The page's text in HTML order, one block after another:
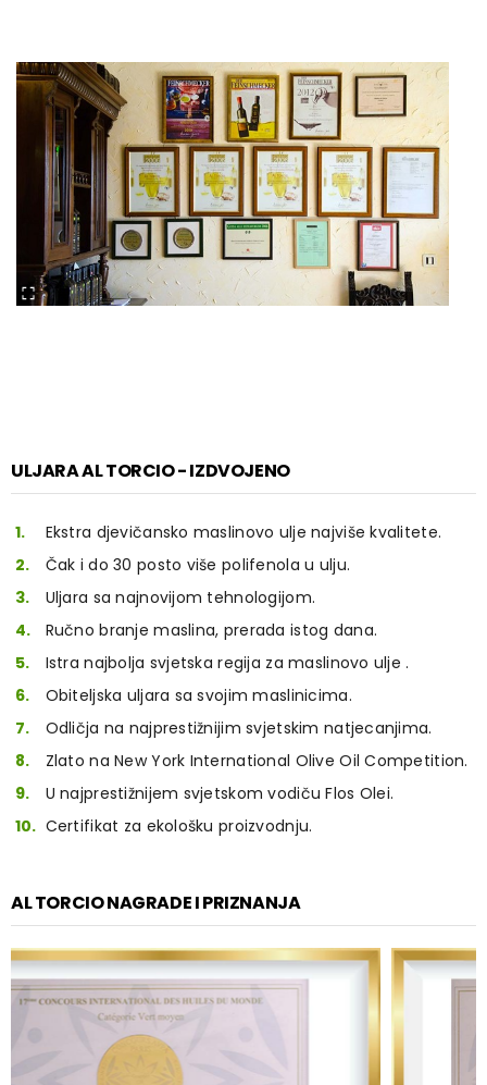
ULJARA AL TORCIO - IZDVOJENO
Ekstra djevičansko maslinovo ulje najviše kvalitete.
Čak i do 30 posto više polifenola u ulju.
Uljara sa najnovijom tehnologijom.
Ručno branje maslina, prerada istog dana.
Istra najbolja svjetska regija za maslinovo ulje .
Obiteljska uljara sa svojim maslinicima.
Odličja na najprestižnijim svjetskim natjecanjima.
Zlato na New York International Olive Oil Competition.
U najprestižnijem svjetskom vodiču Flos Olei.
Certifikat za ekološku proizvodnju.
AL TORCIO NAGRADE I PRIZNANJA